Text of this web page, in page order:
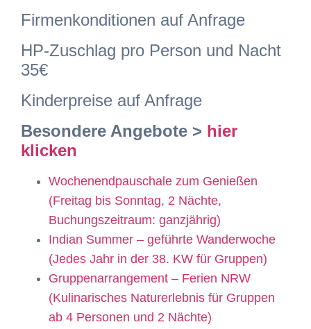
Firmenkonditionen auf Anfrage
HP-Zuschlag pro Person und Nacht
35€
Kinderpreise auf Anfrage
Besondere Angebote > hier
klicken
Wochenendpauschale zum Genießen
(Freitag bis Sonntag, 2 Nächte,
Buchungszeitraum: ganzjährig)
Indian Summer – geführte Wanderwoche
(Jedes Jahr in der 38. KW für Gruppen)
Gruppenarrangement – Ferien NRW
(Kulinarisches Naturerlebnis für Gruppen
ab 4 Personen und 2 Nächte)